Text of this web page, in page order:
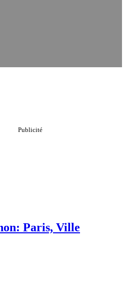
Paris, Ville